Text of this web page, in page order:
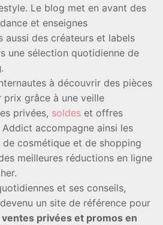
Le blog met en avant des
et enseignes
aussi des créateurs et labels
une sélection quotidienne de
.
à découvrir des pièces
prix grâce à une veille
privées, soldes et offres
accompagne ainsi les
de cosmétique et de shopping
meilleures réductions en ligne
et ses conseils,
un site de référence pour
privées et promos en